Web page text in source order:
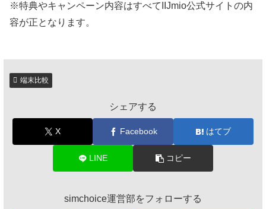
※特典やキャンペーン内容はすべてIIJmio公式サイトの内
容が正となります。
端末比較
シェアする
X Facebook はてブ
LINE コピー
simchoice運営部をフォローする